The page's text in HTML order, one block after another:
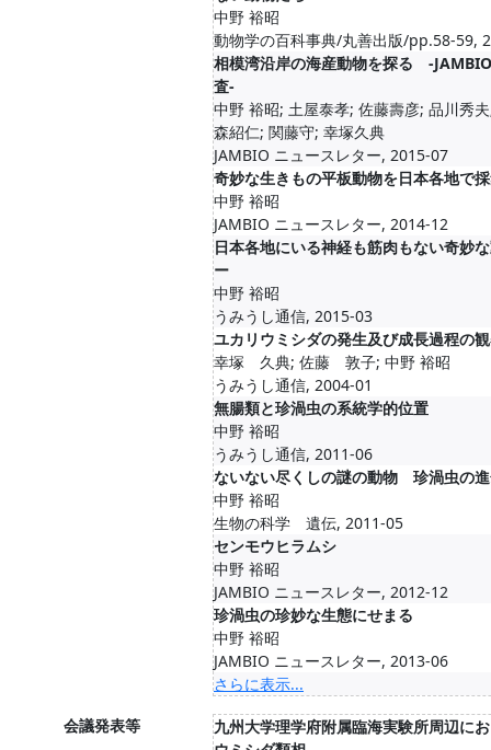
中野 裕昭
動物学の百科事典/丸善出版/pp.58-59,
相模湾沿岸の海産動物を探る -
査-
中野 裕昭; 土屋泰孝; 佐藤壽彦; 品川秀
森紹仁; 関藤守; 幸塚久典
JAMBIO ニュースレター, 2015-07
奇妙な生きもの平板動物を日本各地で
中野 裕昭
JAMBIO ニュースレター, 2014-12
日本各地にいる神経も筋肉もない奇妙
ー
中野 裕昭
うみうし通信, 2015-03
ユカリウミシダの発生及び成長過程の
幸塚 久典; 佐藤 敦子; 中野 裕昭
うみうし通信, 2004-01
無腸類と珍渦虫の系統学的位置
中野 裕昭
うみうし通信, 2011-06
ないない尽くしの謎の動物 珍渦虫の
中野 裕昭
生物の科学 遺伝, 2011-05
センモウヒラムシ
中野 裕昭
JAMBIO ニュースレター, 2012-12
珍渦虫の珍妙な生態にせまる
中野 裕昭
JAMBIO ニュースレター, 2013-06
さらに表示...
会議発表等
九州大学理学府附属臨海実験所周辺に